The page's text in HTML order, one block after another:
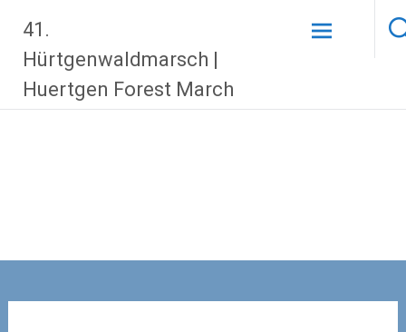
Inhalt
springen
41.
Hürtgenwaldmarsch |
Huertgen Forest March